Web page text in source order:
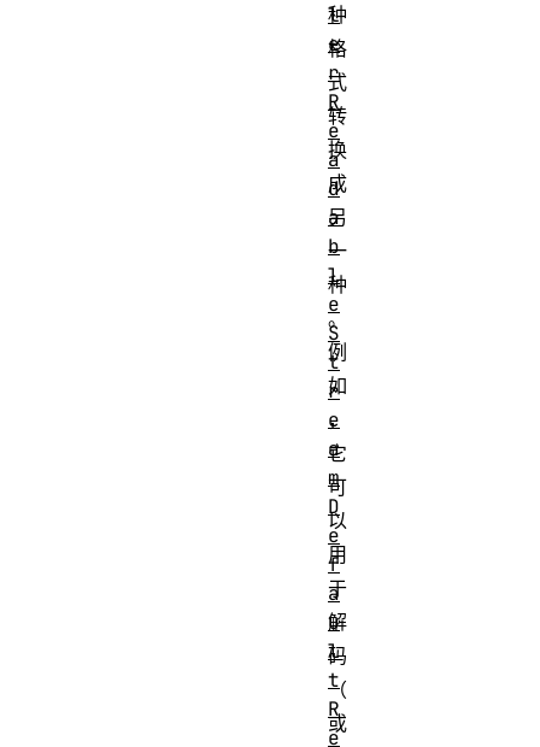
种
格
式
转
换
成
另
一
种
。
例
如
，
它
可
以
用
于
解
码
（
或
l
e
r
R
e
a
d
a
b
l
e
S
t
r
e
a
m
D
e
f
a
u
l
t
R
e